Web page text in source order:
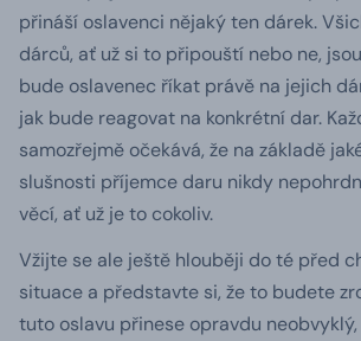
přináší oslavenci nějaký ten dárek.
dárců, ať už si to připouští nebo ne,
bude oslavenec říkat právě na jejich
jak bude reagovat na konkrétní dar.
samozřejmě očekává, že na základě
slušnosti příjemce daru nikdy
věcí, ať už je to cokoliv.
Vžijte se ale ještě hlouběji do té před
situace a představte si, že to budete
tuto oslavu přinese opravdu